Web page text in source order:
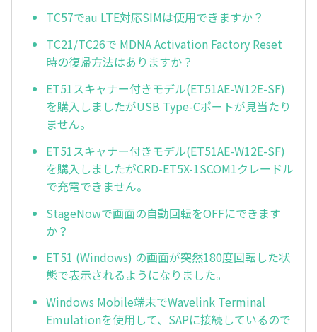
TC57でau LTE対応SIMは使用できますか？
TC21/TC26で MDNA Activation Factory Reset
時の復帰方法はありますか？
ET51スキャナー付きモデル(ET51AE-W12E-SF)
を購入しましたがUSB Type-Cポートが見当たり
ません。
ET51スキャナー付きモデル(ET51AE-W12E-SF)
を購入しましたがCRD-ET5X-1SCOM1クレードル
で充電できません。
StageNowで画面の自動回転をOFFにできます
か？
ET51 (Windows) の画面が突然180度回転した状
態で表示されるようになりました。
Windows Mobile端末でWavelink Terminal
Emulationを使用して、SAPに接続しているので